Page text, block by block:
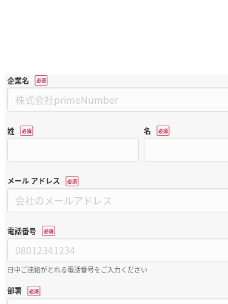
企業名
姓 名
メール アドレス
電話番号
日中ご連絡がとれる電話番号をご入力ください
部署